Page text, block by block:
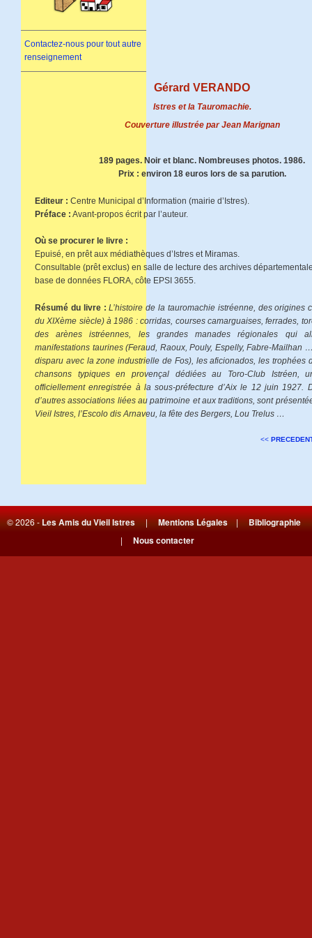
Contactez-nous pour tout autre
renseignement
Gérard VERANDO
Istres et la Tauromachie.
Couverture illustrée par Jean Marignan
189 pages. Noir et blanc. Nombreuses photos. 1986.
Prix : environ 18 euros lors de sa parution.
Editeur : Centre Municipal d’Information (mairie d’Istres).
Préface : Avant-propos écrit par l’auteur.
Où se procurer le livre :
Epuisé, en prêt aux médiathèques d’Istres et Miramas.
Consultable (prêt exclus) en salle de lecture des archives
base de données FLORA, côte EPSI 3655.
Résumé du livre : L’histoire de la tauromachie istréenne, des origines
du XIXème siècle) à 1986 : corridas, courses camarguaises, ferrades,
des arènes istréennes, les grandes manades régionales qui
manifestations taurines (Feraud, Raoux, Pouly, Espelly, Fabre-Mailhan
disparu avec la zone industrielle de Fos), les aficionados, les trophées
chansons typiques en provençal dédiées au Toro-Club Istréen,
officiellement enregistrée à la sous-préfecture d’Aix le 12 juin 1927.
d’autres associations liées au patrimoine et aux traditions, sont
Vieil Istres, l’Escolo dis Arnaveu, la fête des Bergers, Lou Trelus …
<<
© 2026 -Les Amis du Vieil Istres|Mentions Légales|Bibliographie
| Nous contacter